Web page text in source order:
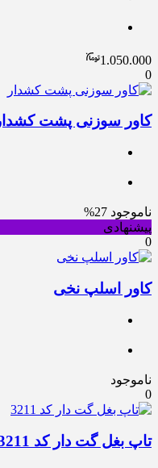
1.050.000
0
کاور سوزنی پشت
ناموجود 27%
پیشنهادی
0
کاور اسلپ نخی
ناموجود
0
تاپ بغل گت دار کد 3211